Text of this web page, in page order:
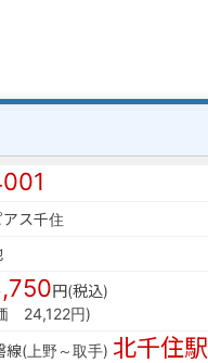
ス千住
円(税込)
24,122円)
線(上野～取手) 北千住駅